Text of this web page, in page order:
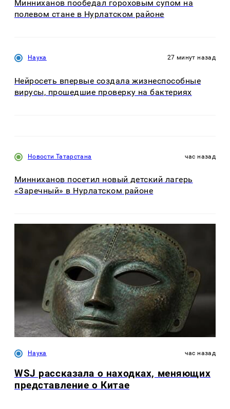
Минниханов пообедал гороховым супом на
полевом стане в Нурлатском районе
Наука 27 минут назад
Нейросеть впервые создала жизнеспособные
вирусы, прошедшие проверку на бактериях
Новости Татарстана час назад
Минниханов посетил новый детский лагерь
«Заречный» в Нурлатском районе
Наука час назад
WSJ рассказала о находках, меняющих
представление о Китае